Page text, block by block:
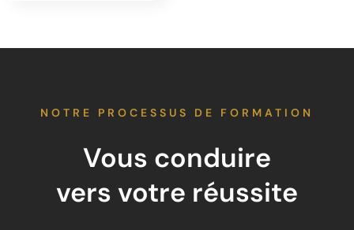
NOTRE PROCESSUS DE FORMATION
Vous conduire
vers votre réussite